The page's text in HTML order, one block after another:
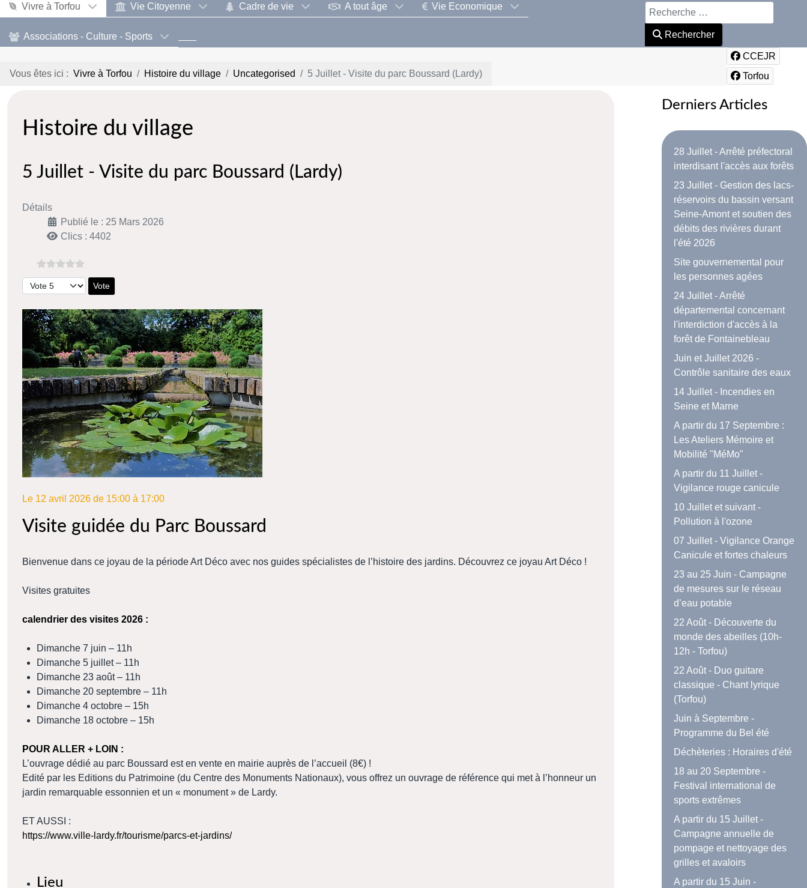
Vivre à Torfou Vie Citoyenne Cadre de vie A tout âge Vie Economique
Associations - Culture - Sports Rechercher
Vous êtes ici : Vivre à Torfou Histoire du village Uncategorised 5 Juillet - Visite du parc Boussard (Lardy)
CCEJR
Torfou
Histoire du village
5 Juillet - Visite du parc Boussard (Lardy)
Détails
Publié le : 25 Mars 2026
Clics : 4402
Veuillez voter
Le 12 avril 2026 de 15:00 à 17:00
Visite guidée du Parc Boussard
Bienvenue dans ce joyau de la période Art Déco avec nos guides spécialistes de l’histoire des jardins. Découvrez ce joyau Art Déco !
Visites gratuites
calendrier des visites 2026 :
Dimanche 7 juin – 11h
Dimanche 5 juillet – 11h
Dimanche 23 août – 11h
Dimanche 20 septembre – 11h
Dimanche 4 octobre – 15h
Dimanche 18 octobre – 15h
POUR ALLER + LOIN :
L’ouvrage dédié au parc Boussard est en vente en mairie auprès de l’accueil (8€) !
Edité par les Editions du Patrimoine (du Centre des Monuments Nationaux), vous offrez un ouvrage de référence qui met à l’honneur un
jardin remarquable essonnien et un « monument » de Lardy.
ET AUSSI :
https://www.ville-lardy.fr/tourisme/parcs-et-jardins/
Lieu
Derniers Articles
28 Juillet - Arrêté préfectoral
interdisant l'accès aux forêts
23 Juillet - Gestion des lacs-
réservoirs du bassin versant
Seine-Amont et soutien des
débits des rivières durant
l'été 2026
Site gouvernemental pour
les personnes agées
24 Juillet - Arrêté
départemental concernant
l'interdiction d'accès à la
forêt de Fontainebleau
Juin et Juillet 2026 -
Contrôle sanitaire des eaux
14 Juillet - Incendies en
Seine et Marne
A partir du 17 Septembre :
Les Ateliers Mémoire et
Mobilité "MéMo"
A partir du 11 Juillet -
Vigilance rouge canicule
10 Juillet et suivant -
Pollution à l'ozone
07 Juillet - Vigilance Orange
Canicule et fortes chaleurs
23 au 25 Juin - Campagne
de mesures sur le réseau
d’eau potable
22 Août - Découverte du
monde des abeilles (10h-
12h - Torfou)
22 Août - Duo guitare
classique - Chant lyrique
(Torfou)
Juin à Septembre -
Programme du Bel été
Déchèteries : Horaires d'été
18 au 20 Septembre -
Festival international de
sports extrêmes
A partir du 15 Juillet -
Campagne annuelle de
pompage et nettoyage des
grilles et avaloirs
A partir du 15 Juin -